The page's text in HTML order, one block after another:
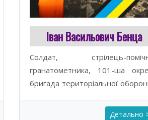
Іван Васильович Бенца
Солдат, стрілець-
гранатометника, 101-ша
бригада територіальної
Детально